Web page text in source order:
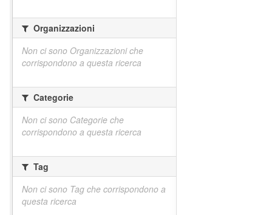
Organizzazioni
Non ci sono Organizzazioni che
corrispondono a questa ricerca
Categorie
Non ci sono Categorie che
corrispondono a questa ricerca
Tag
Non ci sono Tag che corrispondono a
questa ricerca